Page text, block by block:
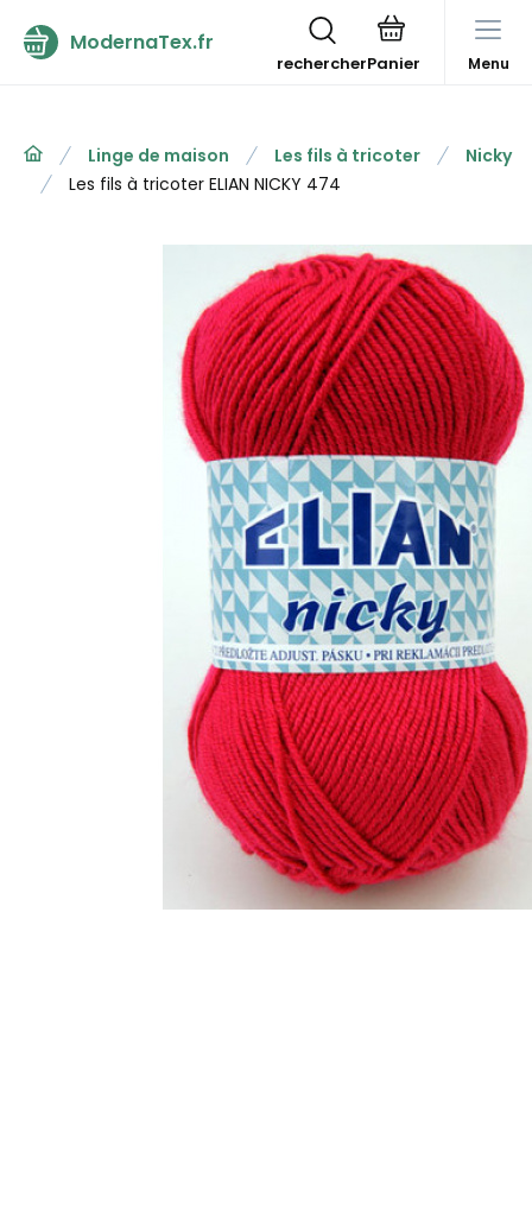
ModernaTex.fr
rechercher Menu
Linge de maison Les fils à tricoter
Nicky
Les fils à tricoter ELIAN NICKY 474